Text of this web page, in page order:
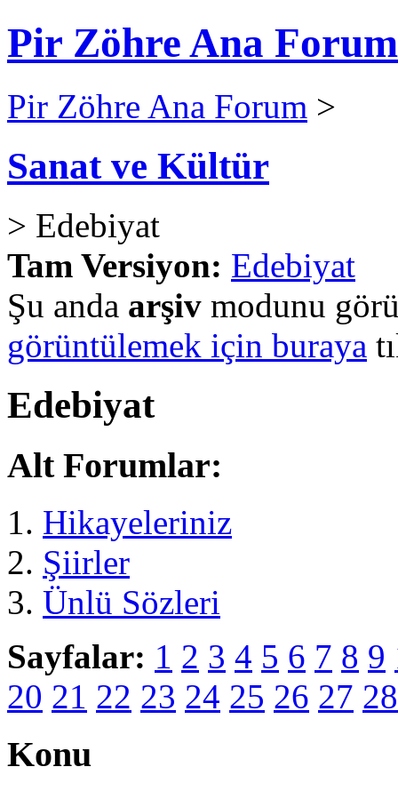
Pir Zöhre Ana Forum
Pir Zöhre Ana Forum >
Sanat ve Kültür
> Edebiyat
Tam Versiyon: Edebiyat
Şu anda arşiv modunu
görüntülemek için buraya
Edebiyat
Alt Forumlar:
Hikayeleriniz
Şiirler
Ünlü Sözleri
Sayfalar: 1 2 3 4 5 6 7 8 9
20 21 22 23 24 25 26 27 28
Konu